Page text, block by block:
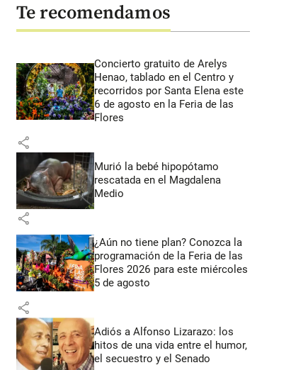
segundos
Te recomendamos
Concierto gratuito de Arelys
Henao, tablado en el Centro y
recorridos por Santa Elena este
6 de agosto en la Feria de las
Flores
share
Murió la bebé hipopótamo
rescatada en el Magdalena
Medio
share
¿Aún no tiene plan? Conozca la
programación de la Feria de las
Flores 2026 para este miércoles
5 de agosto
share
Adiós a Alfonso Lizarazo: los
hitos de una vida entre el humor,
el secuestro y el Senado